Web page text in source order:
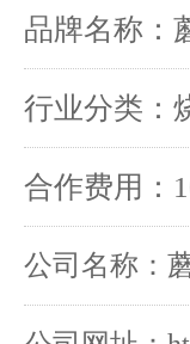
品牌名称：
行业分类：
合作费用：
公司名称：